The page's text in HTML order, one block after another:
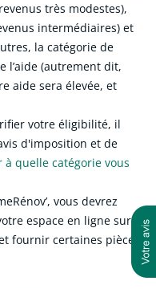
très modestes),
intermédiaires) et
la catégorie de
l’aide (autrement dit,
aide sera élevée, et
votre éligibilité, il
d'imposition et de
à quelle catégorie vous
vous devrez
espace en ligne sur
fournir certaines pièces